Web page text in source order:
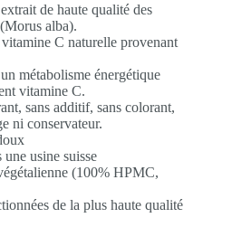
de haute qualité des
alba).
C naturelle provenant
métabolisme énergétique
vitamine C.
sans additif, sans colorant,
ni conservateur.
usine suisse
(100% HPMC,
de la plus haute qualité